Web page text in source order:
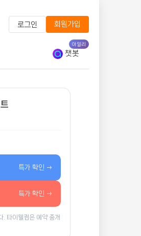
로그인 회원가입
챗봇
아일리
특가 확인 →
특가 확인 →
. 타이웰컴은 예약 중개